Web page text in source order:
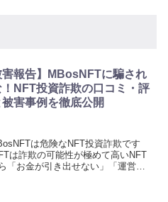
害報告】MBosNFTに騙され
！NFT投資詐欺の口コミ・評
被害事例を徹底公開
は危険なNFT投資詐欺です
は詐欺の可能性が極めて高いNFT
「お金が引き出せない」「運営者